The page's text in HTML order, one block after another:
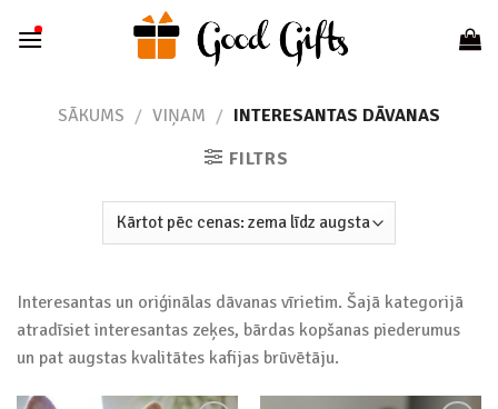
SĀKUMS / VIŅAM / INTERESANTAS DĀVANAS
FILTRS
Interesantas un oriģinālas dāvanas vīrietim. Šajā kategorijā
atradīsiet interesantas zeķes, bārdas kopšanas piederumus
un pat augstas kvalitātes kafijas brūvētāju.